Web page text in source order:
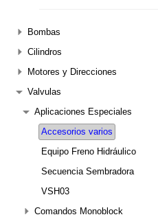
Bombas
Cilindros
Motores y Direcciones
Valvulas
Aplicaciones Especiales
Accesorios varios
Equipo Freno Hidráulico
Secuencia Sembradora
VSH03
Comandos Monoblock